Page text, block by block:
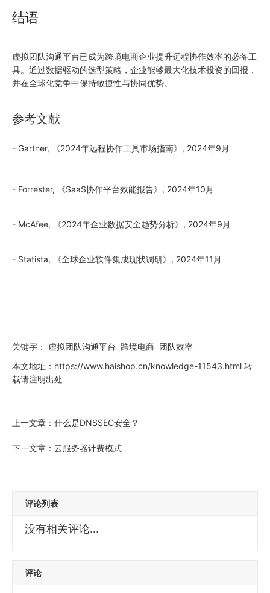
结语
虚拟团队沟通平台已成为跨境电商企业提升远程协作效率的必备工
具。通过数据驱动的选型策略，企业能够最大化技术投资的回报，
并在全球化竞争中保持敏捷性与协同优势。
参考文献
- Gartner, 《2024年远程协作工具市场指南》, 2024年9月
- Forrester, 《SaaS协作平台效能报告》, 2024年10月
- McAfee, 《2024年企业数据安全趋势分析》, 2024年9月
- Statista, 《全球企业软件集成现状调研》, 2024年11月
关键字： 虚拟团队沟通平台 跨境电商 团队效率
本文地址： https://www.haishop.cn/knowledge-11543.html 转
载请注明出处
上一文章： 什么是DNSSEC安全？
下一文章： 云服务器计费模式
评论列表
没有相关评论...
评论